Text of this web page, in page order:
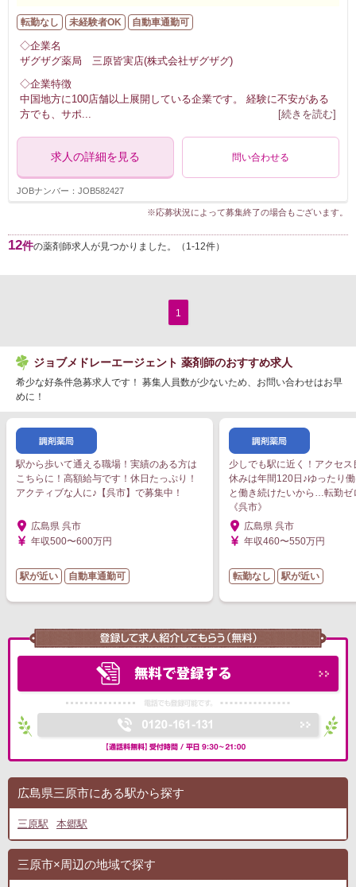
転勤なし 未経験者OK 自動車通勤可
◇企業名
ザグザグ薬局 三原皆実店(株式会社ザグザグ)
◇企業特徴
中国地方に100店舗以上展開している企業です。 経験に不安がある
方でも、サポ
[続きを読む]
求人の詳細を見る 問い合わせる
JOBナンバー：JOB582427
※応募状況によって募集終了の場合もございます。
12件の薬剤師求人が見つかりました。（1-12件）
1
ジョブメドレーエージェント 薬剤師のおすすめ求人
希少な好条件急募求人です！ 募集人員数が少ないため、お問い合わせはお早
めに！
駅から歩いて通える職場！実績のある方は
こちらに！高額給与です！休日たっぷり！
アクティブな人に♪【呉市】で募集中！
広島県 呉市
年収500〜600万円
駅が近い 自動車通勤可
少しでも駅に近く！アクセス
休みは年間120日♪ゆったり
と働き続けたいから…転勤ゼ
《呉市》
広島県 呉市
年収460〜550万円
転勤なし 駅が近い
広島県三原市にある駅から探す
三原駅 本郷駅
三原市×周辺の地域で探す